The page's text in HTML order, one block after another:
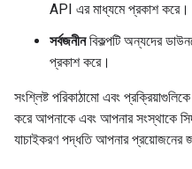
API এর মাধ্যমে প্রকাশ করে।
সর্বজনীনবিকল্পটি অন্যদের
প্রকাশ করে।
সংশ্লিষ্ট পরিকাঠামো এবং
করে আপনাকে এবং আপনার সংস্থাকে
যাচাইকরণ পদ্ধতি আপনার প্রয়োজনের